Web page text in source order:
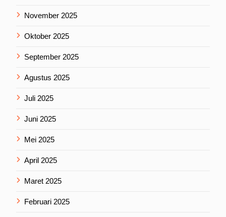
November 2025
Oktober 2025
September 2025
Agustus 2025
Juli 2025
Juni 2025
Mei 2025
April 2025
Maret 2025
Februari 2025